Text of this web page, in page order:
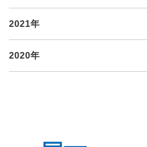
2021年
2020年